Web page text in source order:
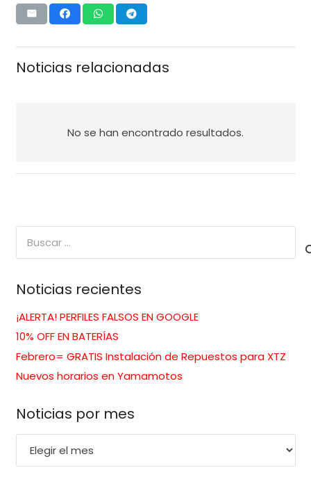
Noticias relacionadas
No se han encontrado resultados.
Noticias recientes
¡ALERTA! PERFILES FALSOS EN GOOGLE
10% OFF EN BATERÍAS
Febrero= GRATIS Instalación de Repuestos para XTZ
Nuevos horarios en Yamamotos
Noticias por mes